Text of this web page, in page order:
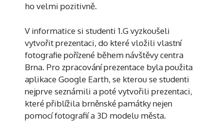
ho velmi pozitivně.
V informatice si studenti 1.G vyzkoušeli
vytvořit prezentaci, do které vložili vlastní
fotografie pořízené během návštěvy centra
Brna. Pro zpracování prezentace byla použita
aplikace Google Earth, se kterou se studenti
nejprve seznámili a poté vytvořili prezentaci,
které přiblížila brněnské památky nejen
pomocí fotografií a 3D modelu města.